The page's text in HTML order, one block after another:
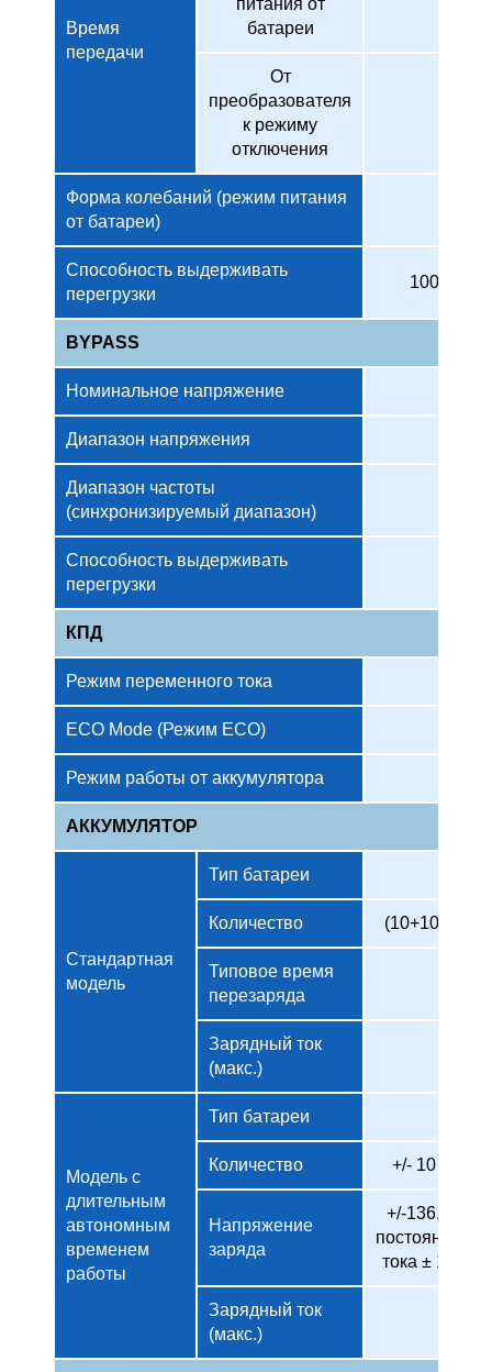
Время
передачи
питания от
батареи
От
преобразователя
к режиму
отключения
Форма колебаний (режим питания
от батареи)
Способность выдерживать
перегрузки
100-
BYPASS
Номинальное напряжение
Диапазон напряжения
Диапазон частоты
(синхронизируемый диапазон)
Способность выдерживать
перегрузки
КПД
Режим переменного тока
ECO Mode (Режим ECO)
Режим работы от аккумулятора
АККУМУЛЯТОР
Стандартная
модель
Тип батареи
Количество (10+10)шт.
Типовое время
перезаряда
Зарядный ток
(макс.)
Модель с
длительным
автономным
временем
работы
Тип батареи
Количество +/- 10 шт
Напряжение
заряда
+/-136,5 В
постоянного
тока ± 10%
Зарядный ток
(макс.)